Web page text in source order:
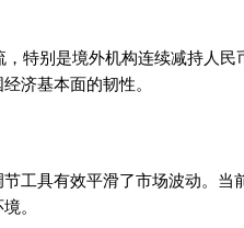
特别是境外机构连续减持人民
济基本面的韧性。
工具有效平滑了市场波动。当
。